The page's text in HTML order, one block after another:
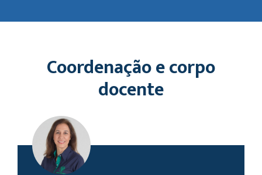
Coordenação e corpo
docente